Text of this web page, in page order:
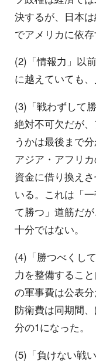
決するが、日本
でアメリカに依存
(2)「情報力」以
に越えていても、
(3)「戦わずして
絶対不可欠だが
うかは最後まで
アジア・アフリ
資金に借り換え
いる。これは「
て勝つ」道筋だ
十分ではない。
(4)「勝つべくし
力を整備するこ
の軍事費は公表
防衛費は同期間
分の1になった。
(5)「負けない戦